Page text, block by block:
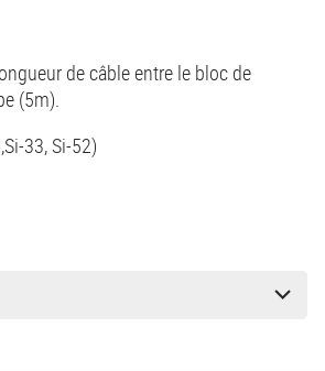
de câble entre le bloc de
(5m).
33, Si-52)